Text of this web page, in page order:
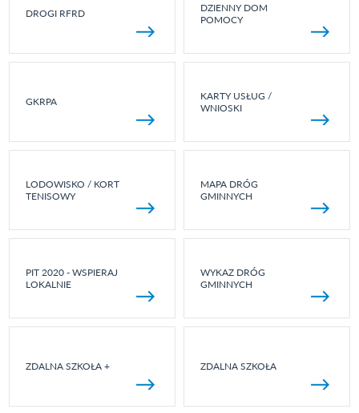
DROGI RFRD
DZIENNY DOM
POMOCY
GKRPA
KARTY USŁUG /
WNIOSKI
LODOWISKO / KORT
TENISOWY
MAPA DRÓG
GMINNYCH
PIT 2020 - WSPIERAJ
LOKALNIE
WYKAZ DRÓG
GMINNYCH
ZDALNA SZKOŁA + ZDALNA SZKOŁA